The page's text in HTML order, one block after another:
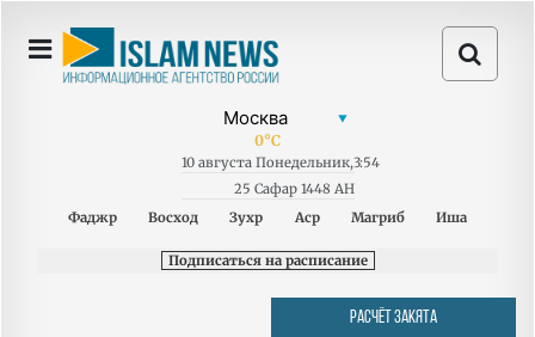
0°C
10 августа Понедельник,3:54
25 Сафар 1448 AH
Фаджр
Восход Зухр Аср Магриб Иша
Подписаться на расписание
РАСЧЁТ ЗАКЯТА